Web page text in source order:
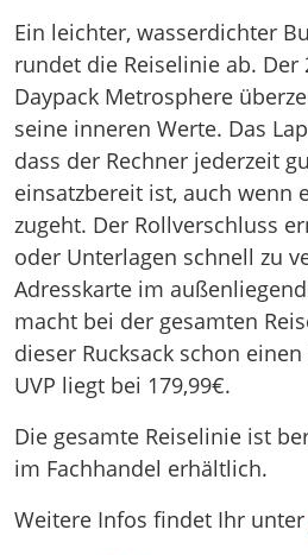
Ein leichter, wasserdichter
rundet die Reiselinie ab. Der
Daypack Metrosphere
seine inneren Werte. Das
dass der Rechner jederzeit
einsatzbereit ist, auch wenn
zugeht. Der Rollverschluss
oder Unterlagen schnell zu
Adresskarte im
macht bei der gesamten
dieser Rucksack schon
UVP liegt bei 179,99€.
Die gesamte Reiselinie ist
im Fachhandel erhältlich.
Weitere Infos findet Ihr unter